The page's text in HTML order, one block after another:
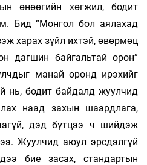
өнөөгийн хөгжил, бодит
Бид “Монгол бол аялахад
харах зүйл ихтэй, өвөрмөц
дагшин байгальтай орон”
манай оронд ирэхийг
нь, бодит байдалд жуулчид
наад захын шаардлага,
дэд бүтцээ ч шийдэж
Жуулчид аюул эрсдэлгүй
бие засах, стандартын